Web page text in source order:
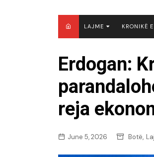
LAJME
KOSOVË
SHQIPËRI
BOTË
KRONIKË
Erdogan:
reja
June 5, 2026 Botë,